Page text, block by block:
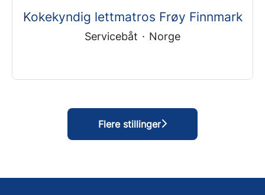
Kokekyndig lettmatros Frøy Finnmark
Servicebåt · Norge
Flere stillinger